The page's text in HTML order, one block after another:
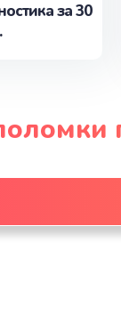
за 30